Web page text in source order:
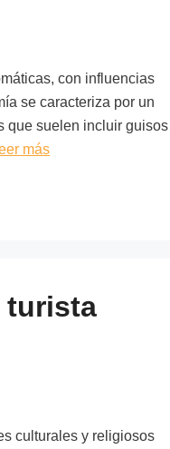
con influencias
se caracteriza por un
que suelen incluir guisos
más
turista
culturales y religiosos